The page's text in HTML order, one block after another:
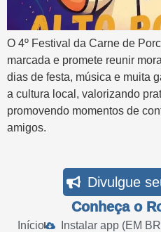
O 4º Festival da Carne de
marcada e promete reunir
dias de festa, música e muita
a cultura local, valorizando
promovendo momentos de
amigos.
Divulgue
Conheça o
Início Instalar app (EM